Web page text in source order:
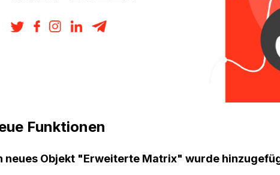
Funktionen
neues Objekt "Erweiterte Matrix" wurde